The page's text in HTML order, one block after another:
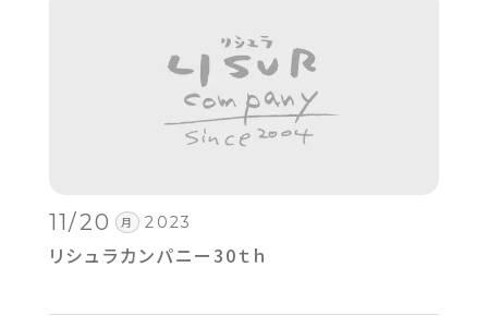
11/20 月 2023
リシュラカンパニー30ｔｈ